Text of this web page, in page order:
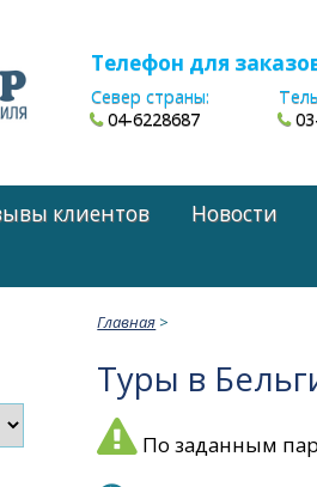
Телефон для
Север страны:
04-6228687
клиентов Новости
Главная >
Туры в
По заданным